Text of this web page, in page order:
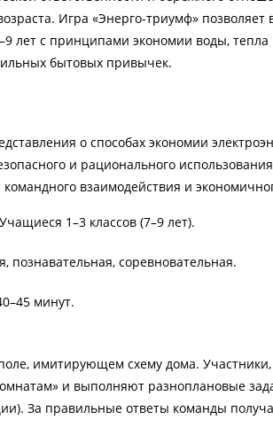
Игра «Энерго-триумф»
лет с принципами экономии воды, тепла
бытовых привычек.
о способах экономии
и рационального
командного взаимодействия и
1–3 классов (7–9 лет).
познавательная, соревновательная.
минут.
имитирующем схему дома.
и выполняют разноплановые
За правильные ответы команды